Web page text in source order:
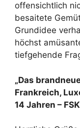
offensichtlich
besaitete
Grundidee
höchst
tiefgehende
„Das
Frankreich,
14 Jahren –